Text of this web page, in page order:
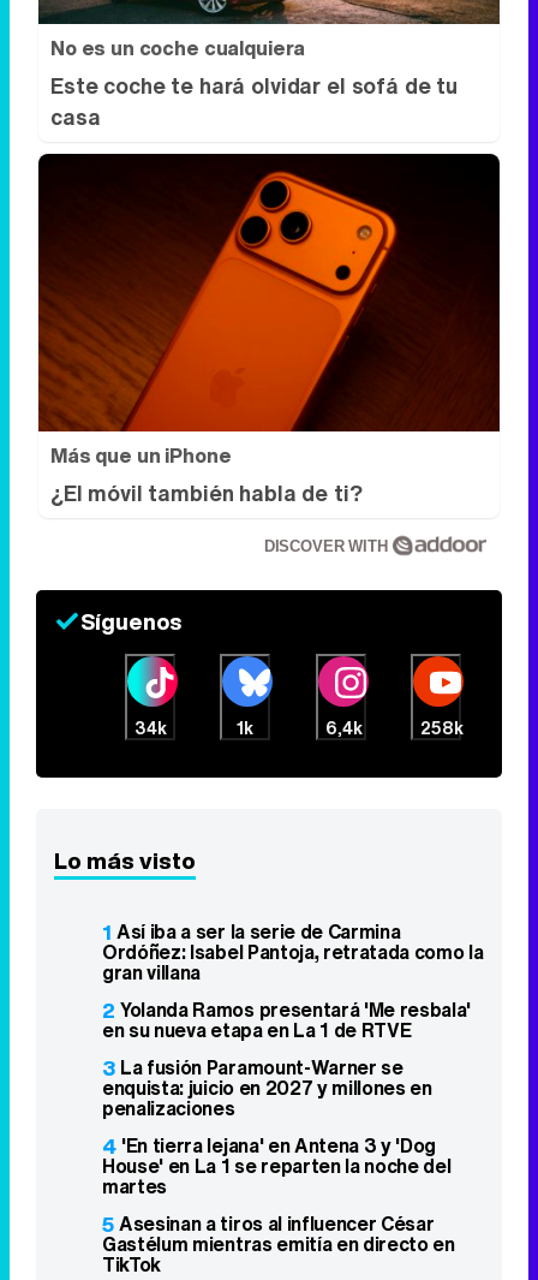
No es un coche cualquiera
Este coche te hará olvidar el sofá de tu
casa
Más que un iPhone
¿El móvil también habla de ti?
DISCOVER WITH
Síguenos
34k 1k 6,4k 258k
Lo más visto
1 Así iba a ser la serie de Carmina
Ordóñez: Isabel Pantoja, retratada como la
gran villana
2 Yolanda Ramos presentará 'Me resbala'
en su nueva etapa en La 1 de RTVE
3 La fusión Paramount-Warner se
enquista: juicio en 2027 y millones en
penalizaciones
4 'En tierra lejana' en Antena 3 y 'Dog
House' en La 1 se reparten la noche del
martes
5Asesinan a tiros al influencer César
Gastélum mientras emitía en directo en
TikTok